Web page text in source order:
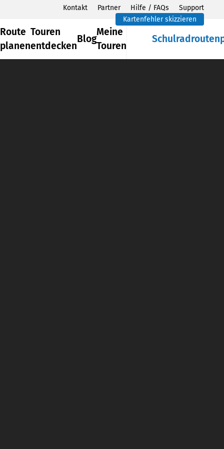
Kontakt Partner Hilfe / FAQs
Support
Kartenfehler skizzieren
Route
planen
Touren
entdecken
Blog
Meine
Touren